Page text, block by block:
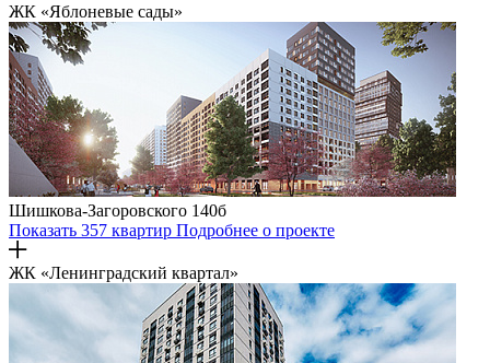
ЖК «Яблоневые сады»
Шишкова-Загоровского 140б
Показать 357 квартир Подробнее о проекте
ЖК «Ленинградский квартал»